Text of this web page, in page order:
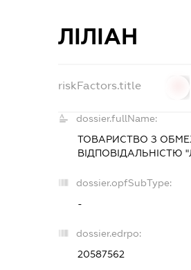
ЛІЛІАН
riskFactors.title
dossier.fullName:
ТОВАРИСТВО З
ВІДПОВІДАЛЬНІСТЮ
dossier.opfSubType:
-
dossier.edrpo:
20587562